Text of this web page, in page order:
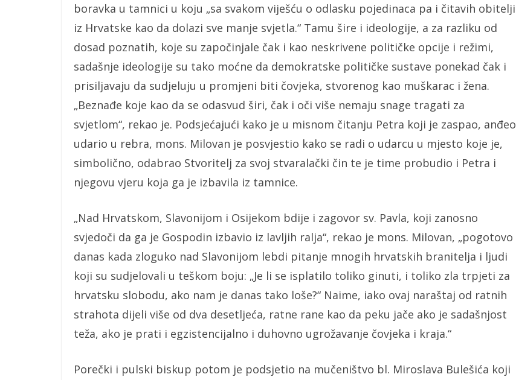
boravka u tamnici u koju „sa svakom viješću o odlasku pojedinaca pa i čitavih obitelji
iz Hrvatske kao da dolazi sve manje svjetla.“ Tamu šire i ideologije, a za razliku od
dosad poznatih, koje su započinjale čak i kao neskrivene političke opcije i režimi,
sadašnje ideologije su tako moćne da demokratske političke sustave ponekad čak i
prisiljavaju da sudjeluju u promjeni biti čovjeka, stvorenog kao muškarac i žena.
„Beznađe koje kao da se odasvud širi, čak i oči više nemaju snage tragati za
svjetlom“, rekao je. Podsjećajući kako je u misnom čitanju Petra koji je zaspao, anđeo
udario u rebra, mons. Milovan je posvjestio kako se radi o udarcu u mjesto koje je,
simbolično, odabrao Stvoritelj za svoj stvaralački čin te je time probudio i Petra i
njegovu vjeru koja ga je izbavila iz tamnice.
„Nad Hrvatskom, Slavonijom i Osijekom bdije i zagovor sv. Pavla, koji zanosno
svjedoči da ga je Gospodin izbavio iz lavljih ralja“, rekao je mons. Milovan, „pogotovo
danas kada zloguko nad Slavonijom lebdi pitanje mnogih hrvatskih branitelja i ljudi
koji su sudjelovali u teškom boju: „Je li se isplatilo toliko ginuti, i toliko zla trpjeti za
hrvatsku slobodu, ako nam je danas tako loše?“ Naime, iako ovaj naraštaj od ratnih
strahota dijeli više od dva desetljeća, ratne rane kao da peku jače ako je sadašnjost
teža, ako je prati i egzistencijalno i duhovno ugrožavanje čovjeka i kraja.“
Porečki i pulski biskup potom je podsjetio na mučeništvo bl. Miroslava Bulešića koji